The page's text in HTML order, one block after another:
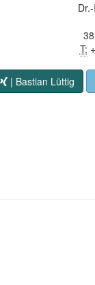
T:
| Bastian Lüttig